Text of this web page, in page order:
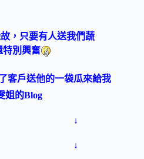
，只要有人送我們蔬
特別興奮
送他的一袋瓜來給我